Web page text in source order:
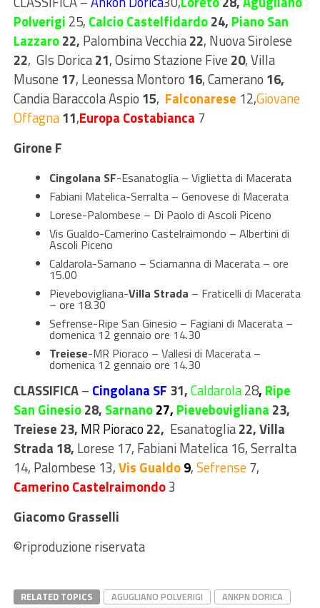
Polverigi 25, Calcio Castelfidardo24, Piano San
Lazzaro22, Palombina Vecchia22, Nuova Sirolese
22, Gls Dorica21, Osimo Stazione Five 20, Villa
Musone 17, Leonessa Montoro 16, Camerano 16,
Candia Baraccola Aspio 15, Falconarese 12,Giovane
Offagna11,Europa Costabianca 7
Girone F
Cingolana SF-Esanatoglia – Viglietta di Macerata
Fabiani Matelica-Serralta – Genovese di Macerata
Lorese-Palombese – Di Paolo di Ascoli Piceno
Vis Gualdo-Camerino Castelraimondo – Albertini di
Ascoli Piceno
Caldarola-Sarnano – Sciamanna di Macerata – ore
15.00
Pievebovigliana-Villa Strada – Fraticelli di Macerata
– ore 18.30
Sefrense-Ripe San Ginesio – Fagiani di Macerata –
domenica 12 gennaio ore 14.30
Treiese-MR Pioraco – Vallesi di Macerata –
domenica 12 gennaio ore 14.30
CLASSIFICA– Cingolana SF 31,Caldarola28, Ripe
San Ginesio28, Sarnano27, Pievebovigliana 23,
Treiese 23, MR Pioraco 22, Esanatoglia22,Villa
Strada 18, Lorese 17, Fabiani Matelica 16,Serralta
14, Palombese 13,Vis Gualdo9,Sefrense7,
Camerino Castelraimondo3
Giacomo Grasselli
©riproduzione riservata
RELATED TOPICS AGUGLIANO POLVERIGI
ANKPN DORICA